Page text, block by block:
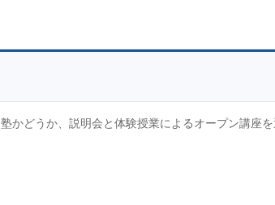
かどうか、説明会と体験授業によるオープン講座を